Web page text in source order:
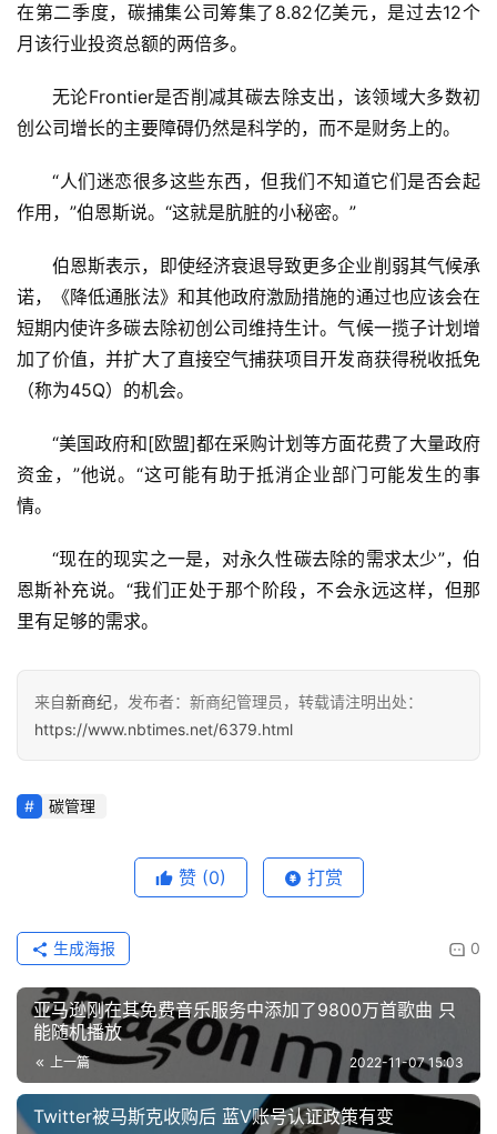
在第二季度，碳捕集公司筹集了8.82亿美元，是过去12个
月该行业投资总额的两倍多。
无论Frontier是否削减其碳去除支出，该领域大多数初
创公司增长的主要障碍仍然是科学的，而不是财务上的。
“人们迷恋很多这些东西，但我们不知道它们是否会起
作用，”伯恩斯说。“这就是肮脏的小秘密。”
伯恩斯表示，即使经济衰退导致更多企业削弱其气候承
诺，《降低通胀法》和其他政府激励措施的通过也应该会在
短期内使许多碳去除初创公司维持生计。气候一揽子计划增
加了价值，并扩大了直接空气捕获项目开发商获得税收抵免
（称为45Q）的机会。
“美国政府和[欧盟]都在采购计划等方面花费了大量政府
资金，”他说。“这可能有助于抵消企业部门可能发生的事
情。
“现在的现实之一是，对永久性碳去除的需求太少”，伯
恩斯补充说。“我们正处于那个阶段，不会永远这样，但那
里有足够的需求。
来自新商纪，发布者：新商纪管理员，转载请注明出处：
https://www.nbtimes.net/6379.html
碳管理
赞 (0) 打赏
0
生成海报
亚马逊刚在其免费音乐服务中添加了9800万首歌曲 只
能随机播放
上一篇 2022-11-07 15:03
Twitter被马斯克收购后 蓝V账号认证政策有变